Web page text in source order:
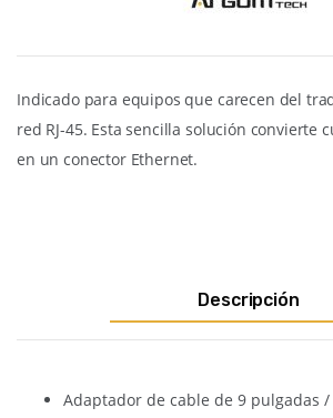
Indicado para equipos que carecen del
red RJ-45. Esta sencilla solución convierte
en un conector Ethernet.
Descripción
Adaptador de cable de 9 pulgadas /